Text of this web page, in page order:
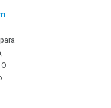
mas dirige no
de entregar muito
A
O PCP está em
O material
descobre o pedido